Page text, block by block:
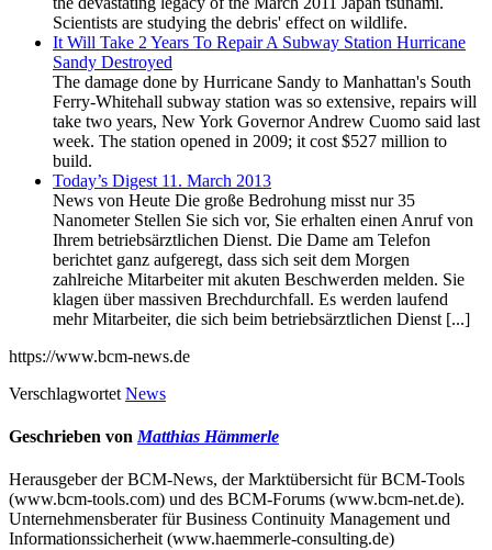
Scientists are studying the debris' effect on wildlife.
It Will Take 2 Years To Repair A Subway Station Hurricane
Sandy Destroyed
The damage done by Hurricane Sandy to Manhattan's South
Ferry-Whitehall subway station was so extensive, repairs will
take two years, New York Governor Andrew Cuomo said last
week. The station opened in 2009; it cost $527 million to
build.
Today’s Digest 11. March 2013
News von Heute Die große Bedrohung misst nur 35
Nanometer Stellen Sie sich vor, Sie erhalten einen Anruf von
Ihrem betriebsärztlichen Dienst. Die Dame am Telefon
berichtet ganz aufgeregt, dass sich seit dem Morgen
zahlreiche Mitarbeiter mit akuten Beschwerden melden. Sie
klagen über massiven Brechdurchfall. Es werden laufend
mehr Mitarbeiter, die sich beim betriebsärztlichen Dienst [...]
https://www.bcm-news.de
Verschlagwortet News
Geschrieben von Matthias Hämmerle
Herausgeber der BCM-News, der Marktübersicht für BCM-Tools
(www.bcm-tools.com) und des BCM-Forums (www.bcm-net.de).
Unternehmensberater für Business Continuity Management und
Informationssicherheit (www.haemmerle-consulting.de)